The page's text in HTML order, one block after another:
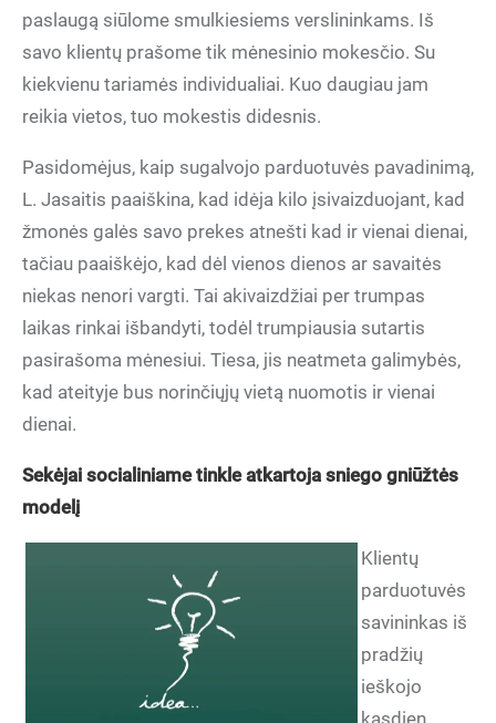
paslaugą siūlome smulkiesiems verslininkams. Iš
savo klientų prašome tik mėnesinio mokesčio. Su
kiekvienu tariamės individualiai. Kuo daugiau jam
reikia vietos, tuo mokestis didesnis.
Pasidomėjus, kaip sugalvojo parduotuvės pavadinimą,
L. Jasaitis paaiškina, kad idėja kilo įsivaizduojant, kad
žmonės galės savo prekes atnešti kad ir vienai dienai,
tačiau paaiškėjo, kad dėl vienos dienos ar savaitės
niekas nenori vargti. Tai akivaizdžiai per trumpas
laikas rinkai išbandyti, todėl trumpiausia sutartis
pasirašoma mėnesiui. Tiesa, jis neatmeta galimybės,
kad ateityje bus norinčiųjų vietą nuomotis ir vienai
dienai.
Sekėjai socialiniame tinkle atkartoja sniego gniūžtės
modelį
Klientų
parduotuvės
savininkas iš
pradžių
ieškojo
kasdien